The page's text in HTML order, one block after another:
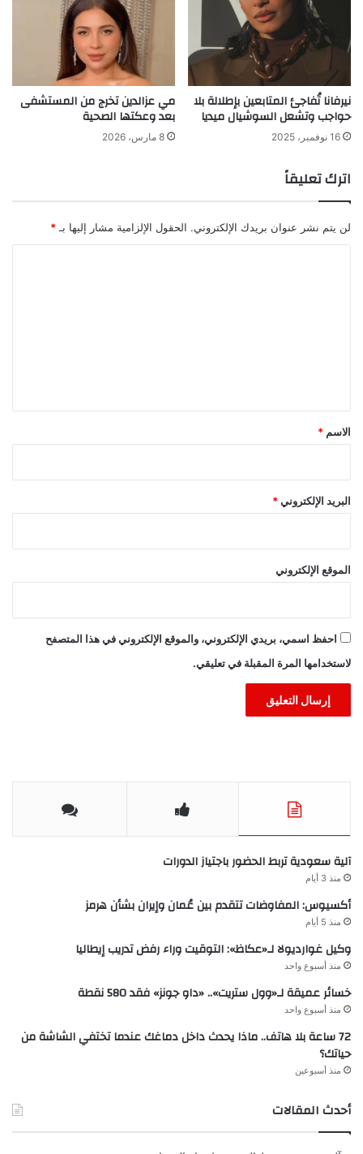
نيرفانا تُفاجئ المتابعين بإطلالة بلا
حواجب وتشعل السوشيال ميديا
16 نوفمبر، 2025
مي عزالدين تخرج من المستشفى
بعد وعكتها الصحية
8 مارس، 2026
اترك تعليقاً
لن يتم نشر عنوان بريدك الإلكتروني. الحقول الإلزامية مشار إليها بـ *
*
الاسم *
البريد الإلكتروني *
الموقع الإلكتروني
احفظ اسمي، بريدي الإلكتروني، والموقع الإلكتروني في هذا المتصفح
لاستخدامها المرة المقبلة في تعليقي.
آلية سعودية تربط الحضور باجتياز الدورات
منذ 3 أيام
أكسيوس: المفاوضات تتقدم بين عُمان وإيران بشأن هرمز
منذ 5 أيام
وكيل غوارديولا لـ«عكاظ»: التوقيت وراء رفض تدريب إيطاليا
منذ أسبوع واحد
خسائر عميقة لـ«وول ستريت».. «داو جونز» فقد 580 نقطة
منذ أسبوع واحد
72 ساعة بلا هاتف.. ماذا يحدث داخل دماغك عندما تختفي الشاشة من
حياتك؟
منذ أسبوعين
أحدث المقالات